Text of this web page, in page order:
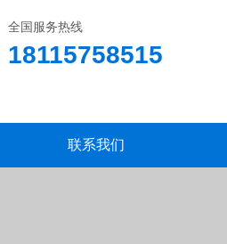
全国服务热线
18115758515
联系我们